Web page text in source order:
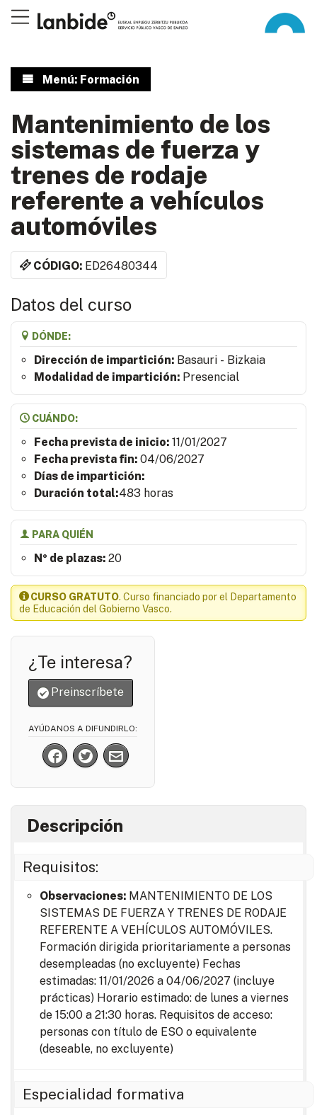
Menú: Formación
Mantenimiento de los
sistemas de fuerza y
trenes de rodaje
referente a vehículos
automóviles
CÓDIGO: ED26480344
Datos del curso
DÓNDE:
Dirección de impartición: Basauri - Bizkaia
Modalidad de impartición: Presencial
CUÁNDO:
Fecha prevista de inicio: 11/01/2027
Fecha prevista fin: 04/06/2027
Días de impartición:
Duración total:483 horas
PARA QUIÉN
Nº de plazas: 20
CURSO GRATUTO. Curso financiado por el Departamento
de Educación del Gobierno Vasco.
¿Te interesa?
Preinscríbete
AYÚDANOS A DIFUNDIRLO:
Descripción
Requisitos:
Observaciones: MANTENIMIENTO DE LOS
SISTEMAS DE FUERZA Y TRENES DE RODAJE
REFERENTE A VEHÍCULOS AUTOMÓVILES.
Formación dirigida prioritariamente a personas
desempleadas (no excluyente) Fechas
estimadas: 11/01/2026 a 04/06/2027 (incluye
prácticas) Horario estimado: de lunes a viernes
de 15:00 a 21:30 horas. Requisitos de acceso:
personas con título de ESO o equivalente
(deseable, no excluyente)
Especialidad formativa